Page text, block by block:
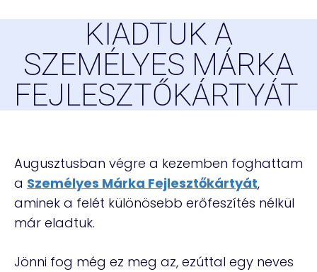
KIADTUK A
SZEMÉLYES MÁRKA
FEJLESZTŐKÁRTYÁT
Augusztusban végre a kezemben foghattam
a Személyes Márka Fejlesztőkártyát,
aminek a felét különösebb erőfeszítés nélkül
már eladtuk.
Jönni fog még ez meg az, ezúttal egy neves